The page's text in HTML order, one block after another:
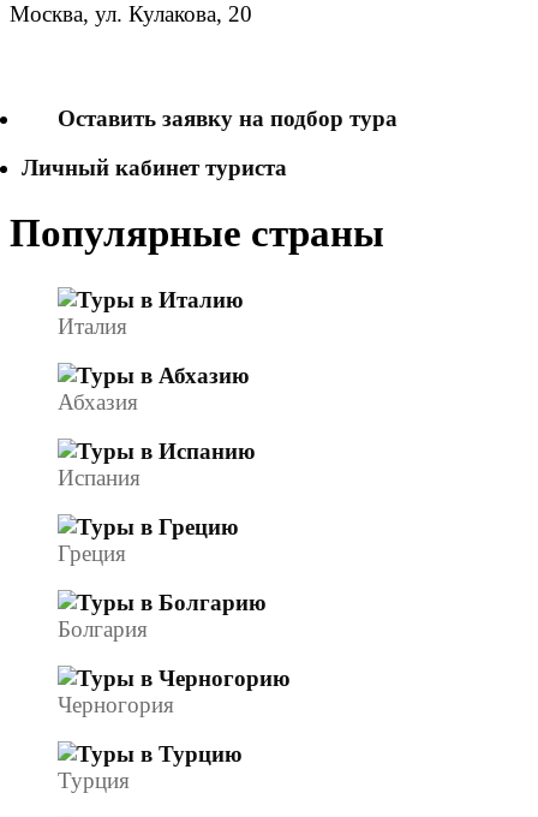
Москва, ул. Кулакова, 20
Оставить заявку на подбор тура
Личный кабинет туриста
Популярные страны
Италия
Абхазия
Испания
Греция
Болгария
Черногория
Турция